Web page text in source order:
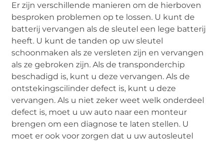
Er zijn verschillende manieren om de hierboven
besproken problemen op te lossen. U kunt de
batterij vervangen als de sleutel een lege batterij
heeft. U kunt de tanden op uw sleutel
schoonmaken als ze versleten zijn en vervangen
als ze gebroken zijn. Als de transponderchip
beschadigd is, kunt u deze vervangen. Als de
ontstekingscilinder defect is, kunt u deze
vervangen. Als u niet zeker weet welk onderdeel
defect is, moet u uw auto naar een monteur
brengen om een diagnose te laten stellen. U
moet er ook voor zorgen dat u uw autosleutel